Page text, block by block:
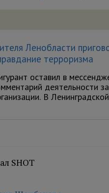
Ленобласти
терроризма
оставил в
деятельности
В
SHOT